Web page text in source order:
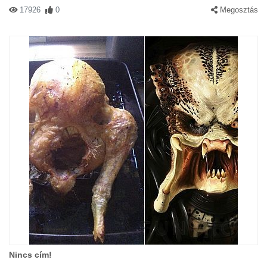
17926 0 Megosztás
Nincs cím!